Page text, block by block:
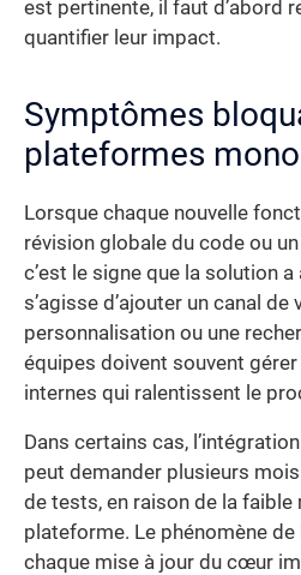
est pertinente, il faut d’abord
quantifier leur impact.
Symptômes
plateformes
Lorsque chaque nouvelle
révision globale du code ou
c’est le signe que la solution a
s’agisse d’ajouter un canal de
personnalisation ou une
équipes doivent souvent
internes qui ralentissent le
Dans certains cas, l’intégration
peut demander plusieurs
de tests, en raison de la faible
plateforme. Le phénomène
chaque mise à jour du cœur